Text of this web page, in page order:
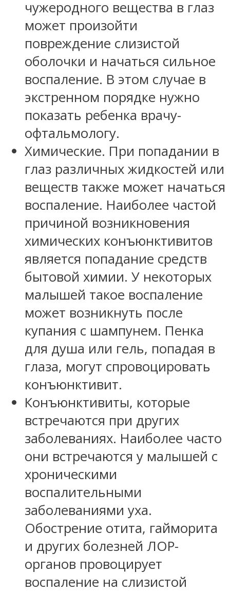
чужеродного вещества в глаз
может произойти
повреждение слизистой
оболочки и начаться сильное
воспаление. В этом случае в
экстренном порядке нужно
показать ребенка врачу-
офтальмологу.
Химические. При попадании в
глаз различных жидкостей или
веществ также может начаться
воспаление. Наиболее частой
причиной возникновения
химических конъюнктивитов
является попадание средств
бытовой химии. У некоторых
малышей такое воспаление
может возникнуть после
купания с шампунем. Пенка
для душа или гель, попадая в
глаза, могут спровоцировать
конъюнктивит.
Конъюнктивиты, которые
встречаются при других
заболеваниях. Наиболее часто
они встречаются у малышей с
хроническими
воспалительными
заболеваниями уха.
Обострение отита, гайморита
и других болезней ЛОР-
органов провоцирует
воспаление на слизистой